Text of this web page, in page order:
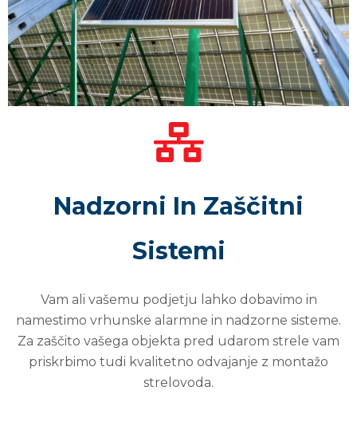
Nadzorni In Zaščitni
Sistemi
Vam ali vašemu podjetju lahko dobavimo in
namestimo vrhunske alarmne in nadzorne sisteme.
Za zaščito vašega objekta pred udarom strele vam
priskrbimo tudi kvalitetno odvajanje z montažo
strelovoda.